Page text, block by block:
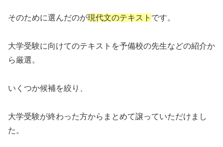
そのために選んだのが現代文のテキスト です。
大学受験に向けてのテキストを予備校の先生などの紹介か
ら厳選。
いくつか候補を絞り、
大学受験が終わった方からまとめて譲っていただけまし
た。